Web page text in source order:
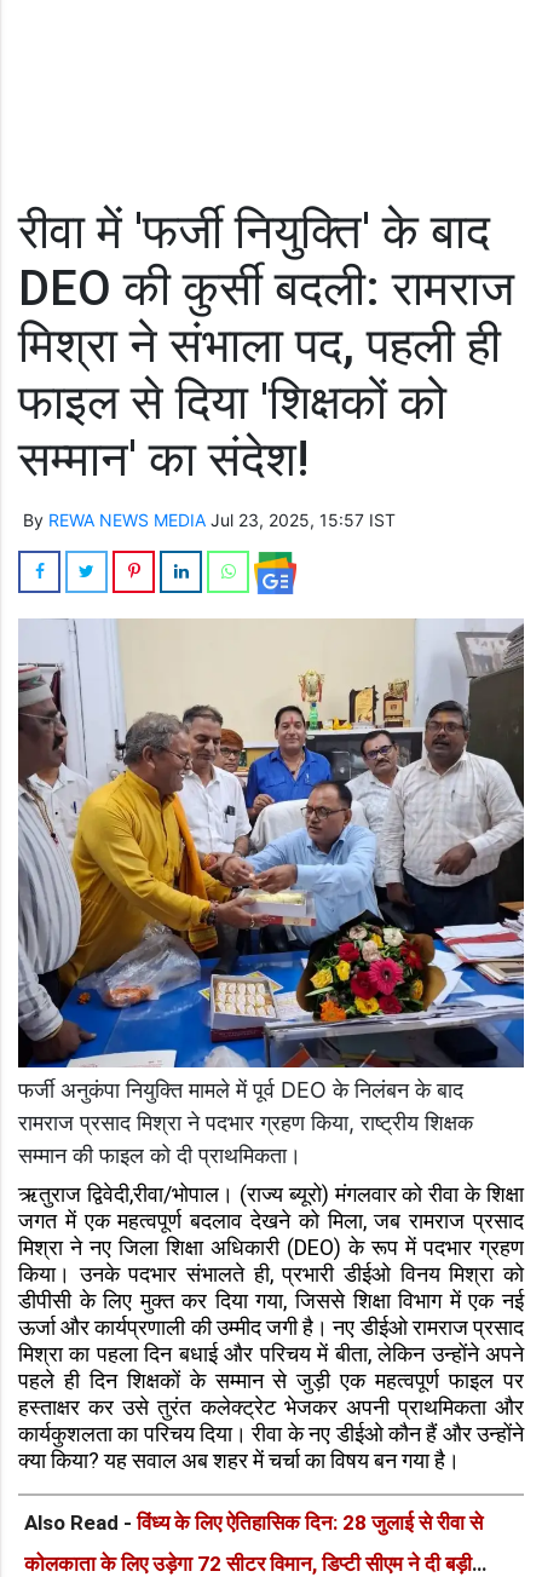
रीवा में 'फर्जी नियुक्ति' के बाद
DEO की कुर्सी बदली: रामराज
मिश्रा ने संभाला पद, पहली ही
फाइल से दिया 'शिक्षकों को
सम्मान' का संदेश!
By REWA NEWS MEDIA Jul 23, 2025, 15:57 IST
फर्जी अनुकंपा नियुक्ति मामले में पूर्व DEO के निलंबन के बाद
रामराज प्रसाद मिश्रा ने पदभार ग्रहण किया, राष्ट्रीय शिक्षक
सम्मान की फाइल को दी प्राथमिकता।
ऋतुराज द्विवेदी,रीवा/भोपाल। (राज्य ब्यूरो) मंगलवार को रीवा के शिक्षा
जगत में एक महत्वपूर्ण बदलाव देखने को मिला, जब रामराज प्रसाद
मिश्रा ने नए जिला शिक्षा अधिकारी (DEO) के रूप में पदभार ग्रहण
किया। उनके पदभार संभालते ही, प्रभारी डीईओ विनय मिश्रा को
डीपीसी के लिए मुक्त कर दिया गया, जिससे शिक्षा विभाग में एक नई
ऊर्जा और कार्यप्रणाली की उम्मीद जगी है। नए डीईओ रामराज प्रसाद
मिश्रा का पहला दिन बधाई और परिचय में बीता, लेकिन उन्होंने अपने
पहले ही दिन शिक्षकों के सम्मान से जुड़ी एक महत्वपूर्ण फाइल पर
हस्ताक्षर कर उसे तुरंत कलेक्ट्रेट भेजकर अपनी प्राथमिकता और
कार्यकुशलता का परिचय दिया। रीवा के नए डीईओ कौन हैं और उन्होंने
क्या किया? यह सवाल अब शहर में चर्चा का विषय बन गया है।
Also Read -विंध्य के लिए ऐतिहासिक दिन: 28 जुलाई से रीवा से
कोलकाता के लिए उड़ेगा 72 सीटर विमान, डिप्टी सीएम ने दी बड़ी